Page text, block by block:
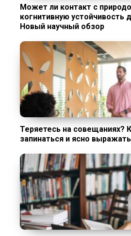
Может ли контакт с
когнитивную устойчивость
Новый научный обзор
Теряетесь на совещаниях?
запинаться и ясно